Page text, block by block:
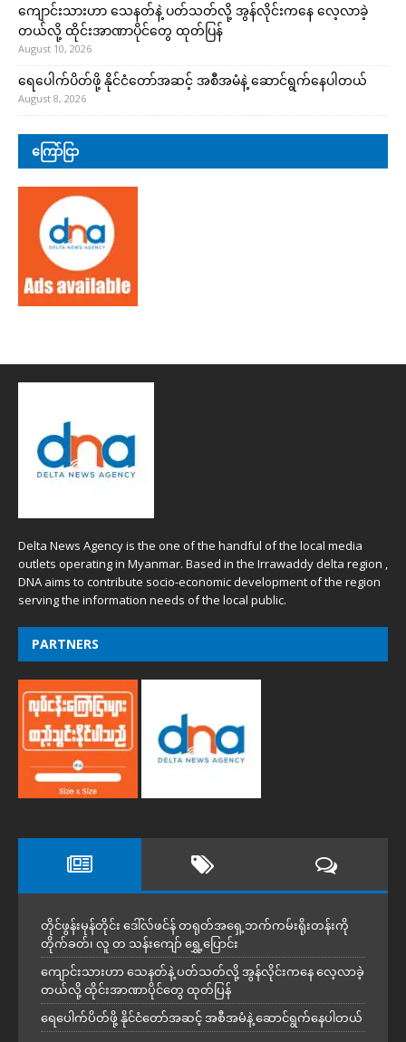
ကျောင်းသားဟာ သေနတ်နဲ့ ပတ်သတ်လို့ အွန်လိုင်းကနေ လေ့လာခဲ့
တယ်လို့ ထိုင်းအာဏာပိုင်တွေ ထုတ်ပြန်
August 10, 2026
ရေပေါက်ပိတ်ဖို့ နိုင်ငံတော်အဆင့် အစီအမံနဲ့ ဆောင်ရွက်နေပါတယ်
August 8, 2026
ကြော်ငြာ
Delta News Agency is the one of the handful of the local media
outlets operating in Myanmar. Based in the Irrawaddy delta region ,
DNA aims to contribute socio-economic development of the region
serving the information needs of the local public.
PARTNERS
တိုင်ဖွန်းမုန်တိုင်း ဒေါ်လ်ဖင်န် တရုတ်အရှေ့ဘက်ကမ်းရိုးတန်းကို
တိုက်ခတ်၊ လူ တ သန်းကျော် ရွှေ့ပြောင်း
ကျောင်းသားဟာ သေနတ်နဲ့ ပတ်သတ်လို့ အွန်လိုင်းကနေ လေ့လာခဲ့
တယ်လို့ ထိုင်းအာဏာပိုင်တွေ ထုတ်ပြန်
ရေပေါက်ပိတ်ဖို့ နိုင်ငံတော်အဆင့် အစီအမံနဲ့ ဆောင်ရွက်နေပါတယ်